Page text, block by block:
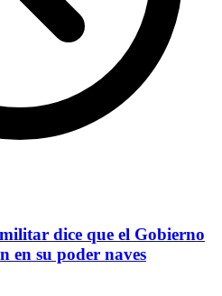
dice que el Gobierno
en su poder naves